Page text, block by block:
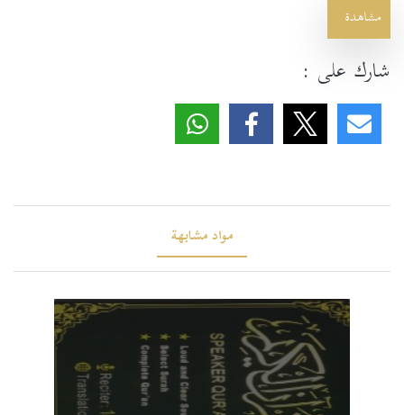
مشاهدة
شارك على :
مواد مشابهة